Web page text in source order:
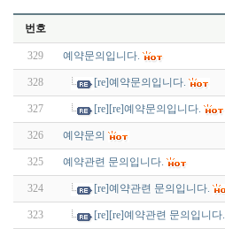
번호
329 예약문의입니다.
328 [re]예약문의입니다.
327 [re][re]예약문의입니다.
326 예약문의
325 예약관련 문의입니다.
324 [re]예약관련 문의입니다.
323 [re][re]예약관련 문의입니다.